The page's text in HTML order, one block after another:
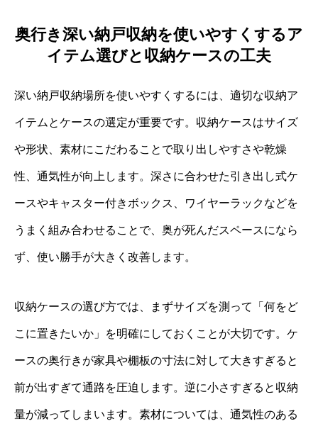
奥行き深い納戸収納を使いやすくするア
イテム選びと収納ケースの工夫
深い納戸収納場所を使いやすくするには、適切な収納ア
イテムとケースの選定が重要です。収納ケースはサイズ
や形状、素材にこだわることで取り出しやすさや乾燥
性、通気性が向上します。深さに合わせた引き出し式ケ
ースやキャスター付きボックス、ワイヤーラックなどを
うまく組み合わせることで、奥が死んだスペースになら
ず、使い勝手が大きく改善します。
収納ケースの選び方では、まずサイズを測って「何をど
こに置きたいか」を明確にしておくことが大切です。ケ
ースの奥行きが家具や棚板の寸法に対して大きすぎると
前が出すぎて通路を圧迫します。逆に小さすぎると収納
量が減ってしまいます。素材については、通気性のある